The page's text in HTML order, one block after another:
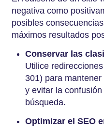
negativa como
posibles
máximos resultados
Conservar las
Utilice
301) para
y evitar la
búsqueda.
Optimizar el SEO